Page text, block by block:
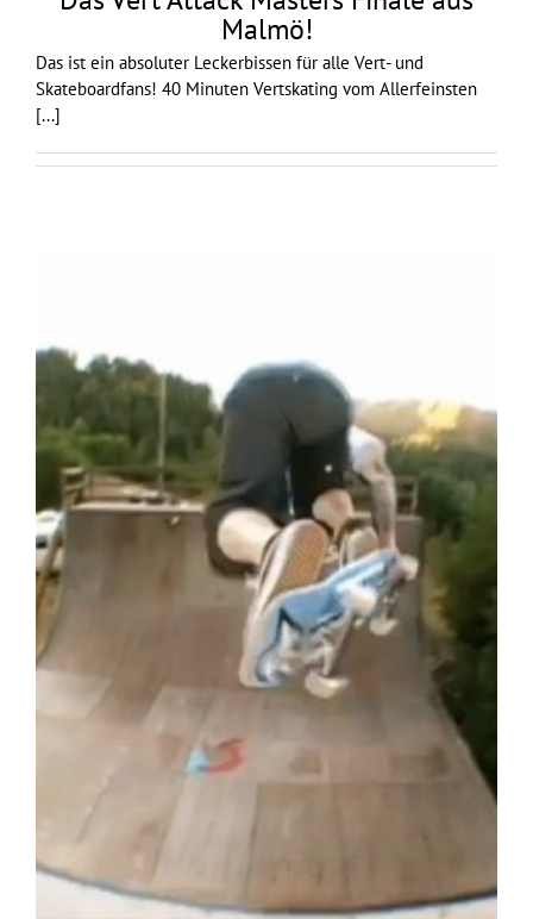
Malmö!
Das ist ein absoluter Leckerbissen für alle Vert- und
Skateboardfans! 40 Minuten Vertskating vom Allerfeinsten
[...]